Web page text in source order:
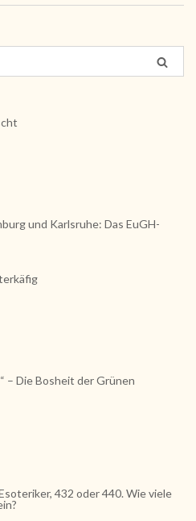
und Karlsruhe: Das EuGH-
– Die Bosheit der Grünen
432 oder 440. Wie viele